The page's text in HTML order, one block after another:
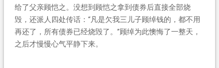
给了父亲顾恺之。没想到顾恺之拿到债券后直接全部烧
毁，还派人四处传话：“凡是欠我三儿子顾绰钱的，都不用
再还了，所有债券已经烧毁了。”顾绰为此懊悔了一整天，
之后才慢慢心气平静下来。